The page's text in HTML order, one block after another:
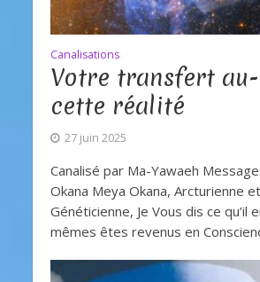
Canalisations
Votre transfert
cette réalité
27 juin 2025
Canalisé par Ma-Yawaeh
Okana Meya Okana, Arcturienne et
Généticienne, Je Vous dis ce qu’il
mêmes êtes revenus en